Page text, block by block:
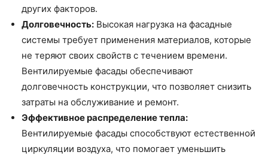
других факторов.
Долговечность: Высокая нагрузка на фасадные
системы требует применения материалов, которые
не теряют своих свойств с течением времени.
Вентилируемые фасады обеспечивают
долговечность конструкции, что позволяет снизить
затраты на обслуживание и ремонт.
Эффективное распределение тепла:
Вентилируемые фасады способствуют естественной
циркуляции воздуха, что помогает уменьшить